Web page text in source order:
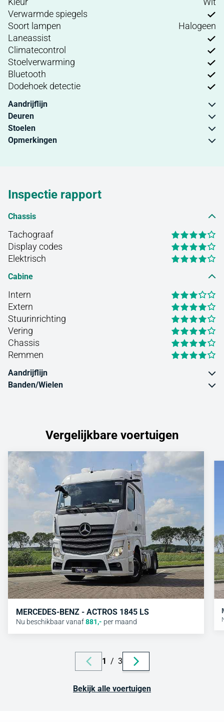
Verwarmde spiegels
Soort lampen
Halogeen
Laneassist
Climatecontrol
Stoelverwarming
Bluetooth
Dodehoek detectie
Aandrijflijn
Deuren
Stoelen
Opmerkingen
Inspectie rapport
Chassis
Tachograaf
Display codes
Elektrisch
Cabine
Intern
Extern
Stuurinrichting
Vering
Chassis
Remmen
Aandrijflijn
Banden/Wielen
Vergelijkbare voertuigen
MERCEDES-BENZ - ACTROS 1845 LS
Nu beschikbaar vanaf881,- per maand
1 / 3
Bekijk alle voertuigen